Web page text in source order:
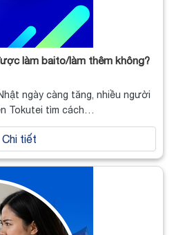
làm baito/làm thêm không?
ngày càng tăng, nhiều người
Tokutei tìm cách…
Chi tiết